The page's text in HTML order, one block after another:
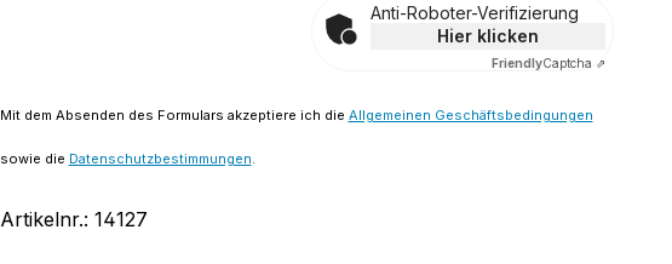
Anti-Roboter-Verifizierung
Hier klicken
FriendlyCaptcha ⇗
Mit dem Absenden des Formulars akzeptiere ich die Allgemeinen Geschäftsbedingungen
sowie die Datenschutzbestimmungen.
Artikelnr.: 14127